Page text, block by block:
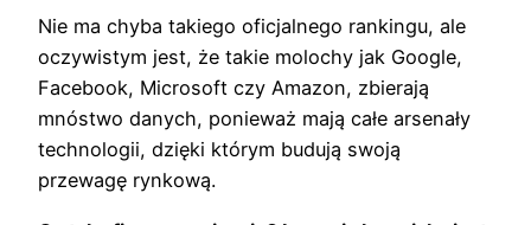
Nie ma chyba takiego oficjalnego rankingu, ale
oczywistym jest, że takie molochy jak Google,
Facebook, Microsoft czy Amazon, zbierają
mnóstwo danych, ponieważ mają całe arsenały
technologii, dzięki którym budują swoją
przewagę rynkową.